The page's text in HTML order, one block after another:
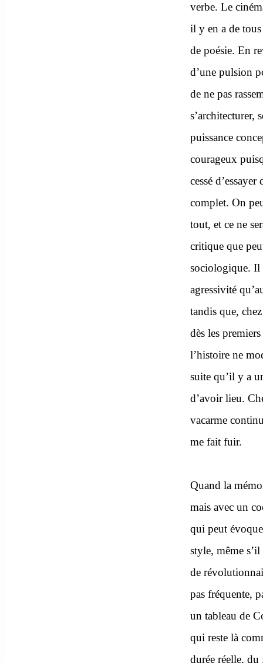
verbe. Le
il y en a de
de poésie. En
d’une pulsion
de ne pas
s’architecturer,
puissance
courageux
cessé
complet. On
tout, et ce ne
critique que
sociologique. Il
agressivité
tandis que,
dès les
l’histoire ne
suite qu’il y a
d’avoir lieu.
vacarme
me fait fuir.
Quand la
mais avec un
qui peut
style, même
de
pas fréquente,
un tableau de
qui reste là
durée réelle,